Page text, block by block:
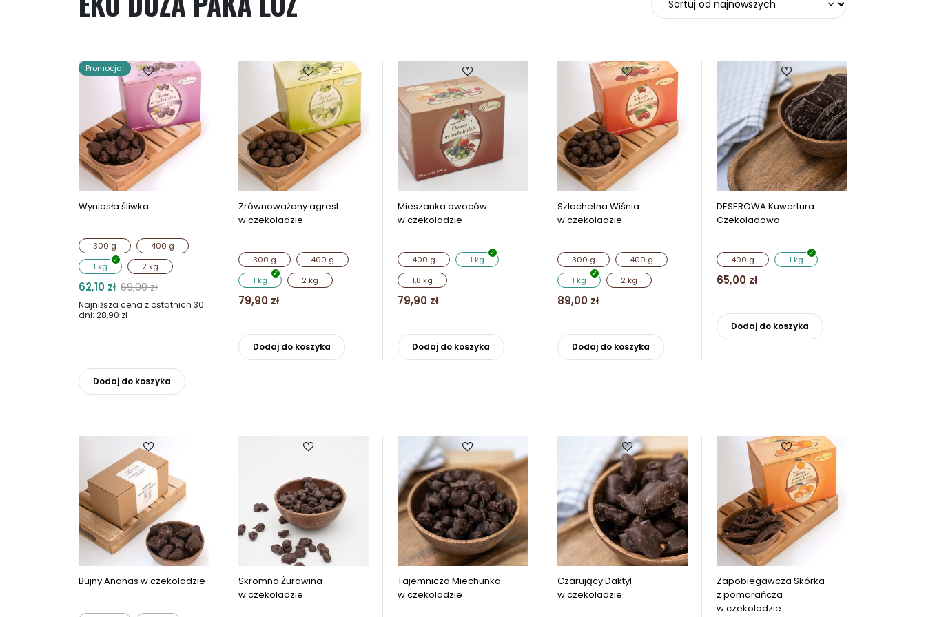
Promocja!
Wyniosła śliwka
300 g
400 g
1 kg
2 kg
69,00zł
Pierwotna
cena
wynosiła:
62,10 zł
Aktualna
cena
wynosi:
Najniższa cena z ostatnich 30
dni: 28,90 zł
Dodaj do koszyka
wiele
wariantów.
Zrównoważony agrest
w czekoladzie
300 g
400 g
1 kg
2 kg
79,90 zł
Dodaj do koszyka
ma
Mieszanka owoców
w czekoladzie
400 g
1 kg
1,8 kg
79,90 zł
Dodaj do koszyka
ma
na
stronie
produktu
Szlachetna Wiśnia
w czekoladzie
300 g
400 g
1 kg
2 kg
89,00 zł
Dodaj do koszyka
ma
na
stronie
produktu
DESEROWA Kuwertura
Czekoladowa
400 g 1 kg
65,00 zł
Dodaj do koszyka
ma
stronie
produktu
Bujny Ananas w czekoladzie
Skromna Żurawina
w czekoladzie
Tajemnicza Miechunka
w czekoladzie
Czarujący Daktyl
w czekoladzie
Zapobiegawcza Skórka
z pomarańcza
w czekoladzie